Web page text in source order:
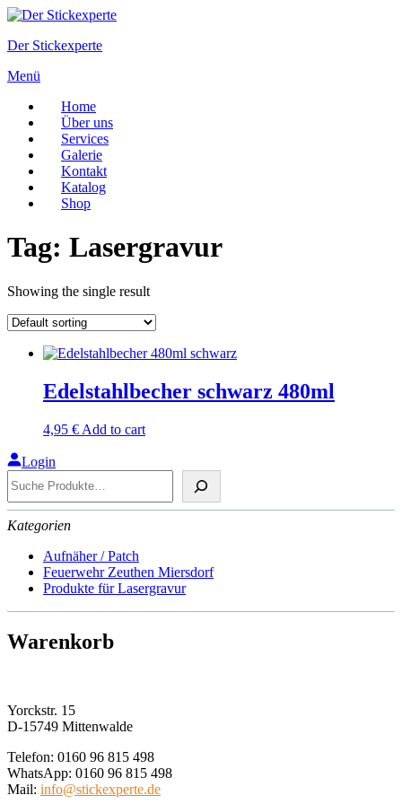
Zum
springen
Der Stickexperte
Menü
Home
Über uns
Services
Galerie
Kontakt
Katalog
Shop
Tag: Lasergravur
Showing the single result
Edelstahlbecher schwarz 480ml
4,95 € Add to cart
Login
Kategorien
Aufnäher / Patch
Feuerwehr Zeuthen Miersdorf
Produkte für Lasergravur
Warenkorb
Yorckstr. 15
D-15749 Mittenwalde
Telefon: 0160 96 815 498
WhatsApp: 0160 96 815 498
Mail: info@stickexperte.de